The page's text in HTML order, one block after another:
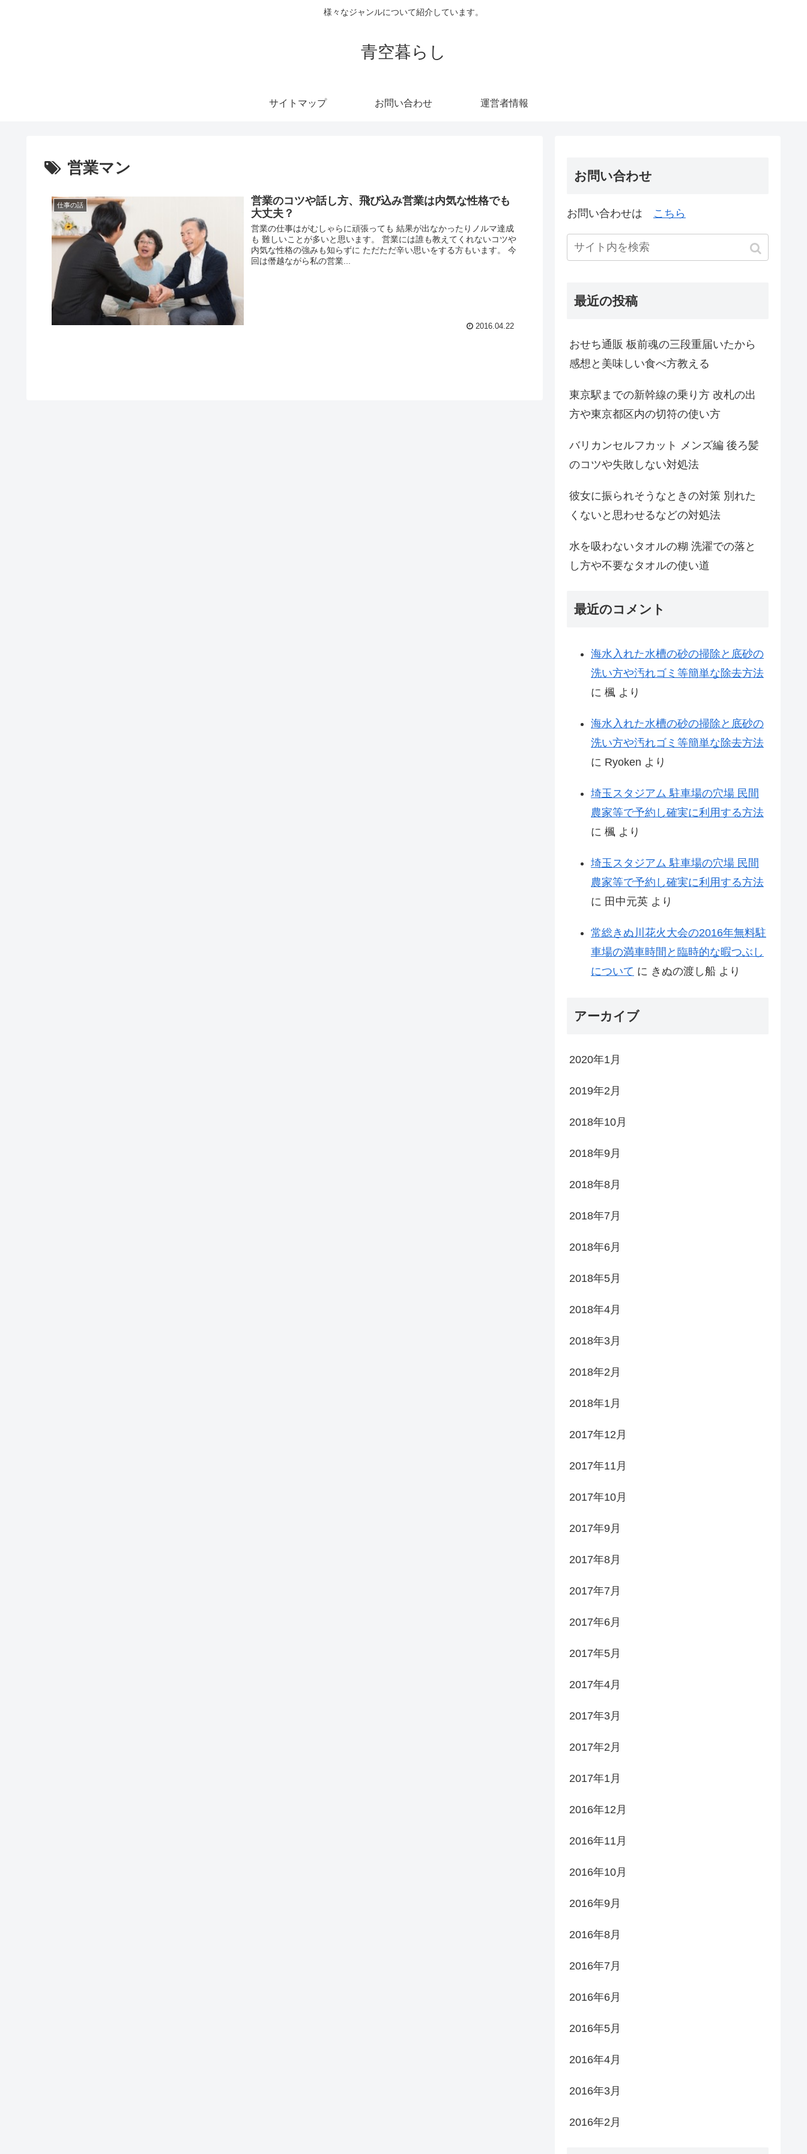
様々なジャンルについて紹介しています。
青空暮らし
サイトマップ お問い合わせ 運営者情報
営業マン
仕事の話
営業のコツや話し方、飛び込み営業は内気な性格でも
大丈夫？
営業の仕事はがむしゃらに頑張っても 結果が出なかったりノルマ達成
も 難しいことが多いと思います。 営業には誰も教えてくれないコツや
内気な性格の強みも知らずに ただただ辛い思いをする方もいます。 今
回は僭越ながら私の営業...
2016.04.22
お問い合わせ
お問い合わせは こちら
最近の投稿
おせち通販 板前魂の三段重届いたから
感想と美味しい食べ方教える
東京駅までの新幹線の乗り方 改札の出
方や東京都区内の切符の使い方
バリカンセルフカット メンズ編 後ろ髪
のコツや失敗しない対処法
彼女に振られそうなときの対策 別れた
くないと思わせるなどの対処法
水を吸わないタオルの糊 洗濯での落と
し方や不要なタオルの使い道
最近のコメント
海水入れた水槽の砂の掃除と底砂の
洗い方や汚れゴミ等簡単な除去方法
に 楓 より
海水入れた水槽の砂の掃除と底砂の
洗い方や汚れゴミ等簡単な除去方法
に Ryoken より
埼玉スタジアム 駐車場の穴場 民間
農家等で予約し確実に利用する方法
に 楓 より
埼玉スタジアム 駐車場の穴場 民間
農家等で予約し確実に利用する方法
に 田中元英 より
常総きぬ川花火大会の2016年無料駐
車場の満車時間と臨時的な暇つぶし
について に きぬの渡し船 より
アーカイブ
2020年1月
2019年2月
2018年10月
2018年9月
2018年8月
2018年7月
2018年6月
2018年5月
2018年4月
2018年3月
2018年2月
2018年1月
2017年12月
2017年11月
2017年10月
2017年9月
2017年8月
2017年7月
2017年6月
2017年5月
2017年4月
2017年3月
2017年2月
2017年1月
2016年12月
2016年11月
2016年10月
2016年9月
2016年8月
2016年7月
2016年6月
2016年5月
2016年4月
2016年3月
2016年2月